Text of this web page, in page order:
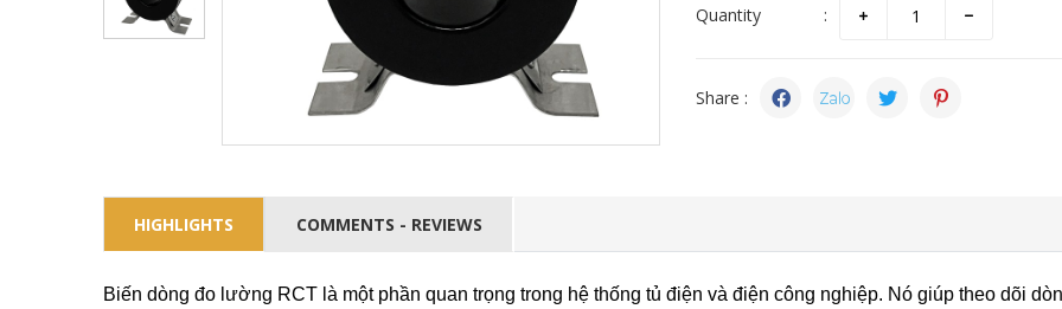
Quantity
Share :
HIGHLIGHTS COMMENTS - REVIEWS
Biến dòng đo lường RCT là một phần quan trọng trong hệ thống tủ điện và điện công nghiệp. Nó giúp theo dõi